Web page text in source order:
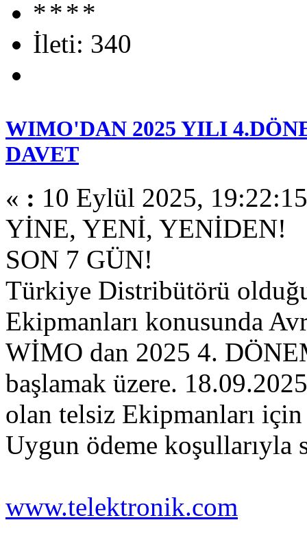
İleti: 340
WIMO'DAN 2025 YILI
DAVET
« : 10 Eylül 2025,
YİNE, YENİ, YENİDEN!
SON 7 GÜN!
Türkiye Distribütörü
Ekipmanları konusunda
WİMO dan 2025 4.
başlamak üzere.
olan telsiz Ekipmanları
Uygun ödeme
www.telektronik.com